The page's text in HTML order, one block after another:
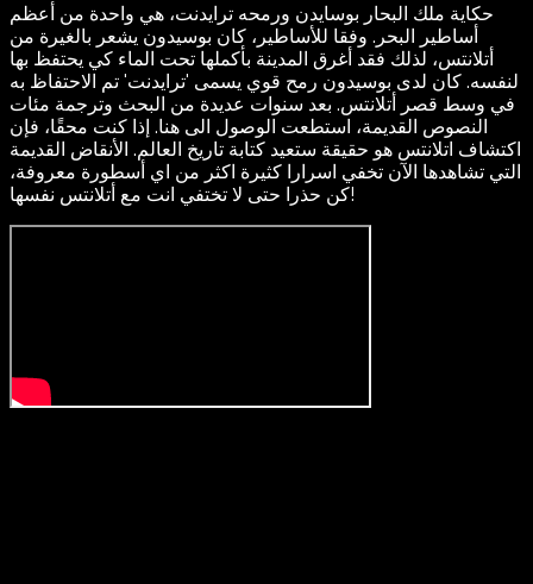
حكاية ملك البحار بوسايدن ورمحه ترايدنت، هي واحدة من أعظم
أساطير البحر. وفقا للأساطير، كان بوسيدون يشعر بالغيرة من
أتلانتس، لذلك فقد أغرق المدينة بأكملها تحت الماء كي يحتفظ بها
لنفسه. كان لدى بوسيدون رمح قوي يسمى 'ترايدنت' تم الاحتفاظ به
في وسط قصر أتلانتس. بعد سنوات عديدة من البحث وترجمة مئات
النصوص القديمة، استطعت الوصول الى هنا. إذا كنت محقًا، فإن
اكتشاف اتلانتس هو حقيقة ستعيد كتابة تاريخ العالم. الأنقاض القديمة
التي تشاهدها الآن تخفي اسرارا كثيرة اكثر من اي أسطورة معروفة،
كن حذرا حتى لا تختفي انت مع أتلانتس نفسها!